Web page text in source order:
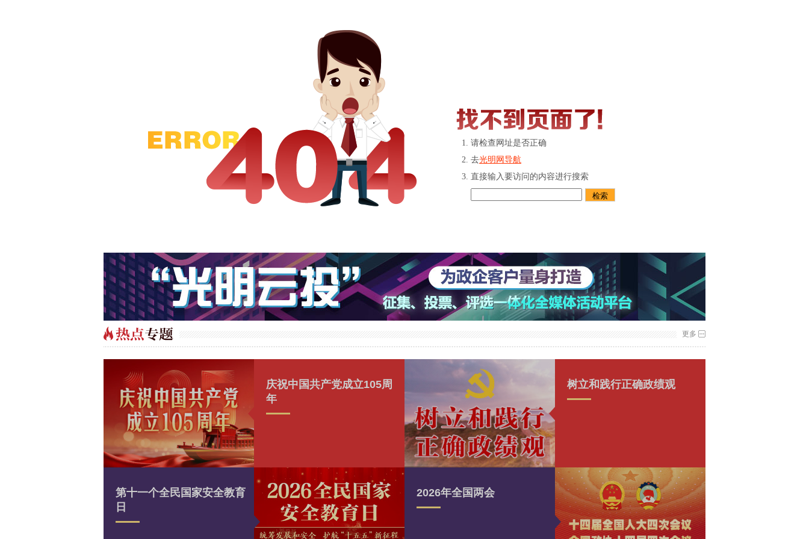
请检查网址是否正确
去光明网导航
直接输入要访问的内容进行搜索